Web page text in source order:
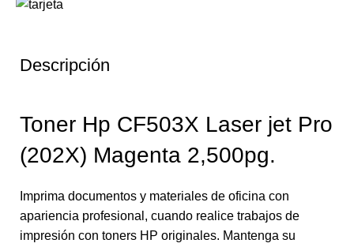
Descripción
Toner Hp CF503X Laser jet Pro
(202X) Magenta 2,500pg.
Imprima documentos y materiales de oficina con
apariencia profesional, cuando realice trabajos de
impresión con toners HP originales. Mantenga su